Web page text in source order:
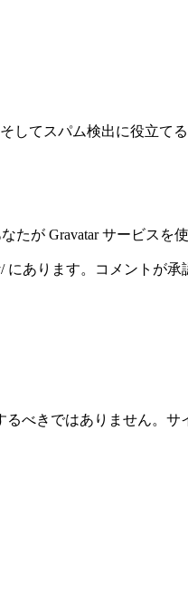
てスパム検出に役立て
が Gravatar サービスを
にあります。コメントが
べきではありません。